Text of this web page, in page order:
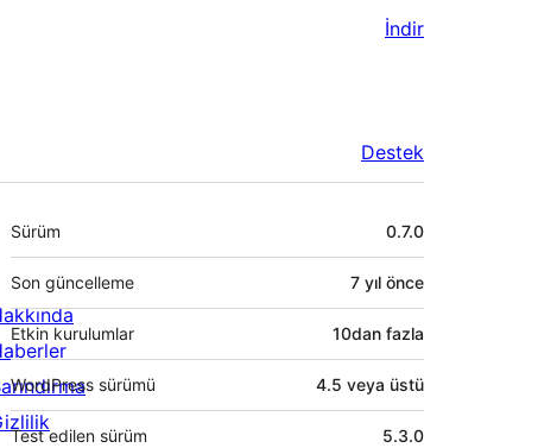
İndir
Destek
Meta
Sürüm 0.7.0
Son güncelleme 7 yıl önce
Etkin kurulumlar 10dan fazla
WordPress sürümü 4.5 veya üstü
Test edilen sürüm 5.3.0